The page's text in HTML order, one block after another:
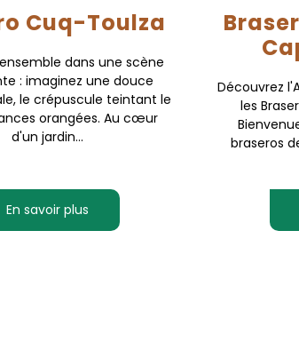
Cuq-Toulza
dans une scène
: imaginez une douce
le crépuscule teintant le
orangées. Au cœur
d'un jardin...
En savoir plus
Découvrez
les
braseros